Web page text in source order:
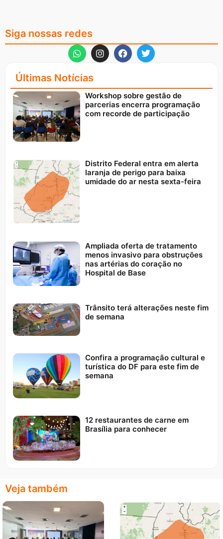
Siga nossas redes
Últimas Notícias
Workshop sobre gestão de
parcerias encerra programação
com recorde de participação
Distrito Federal entra em alerta
laranja de perigo para baixa
umidade do ar nesta sexta-feira
Ampliada oferta de tratamento
menos invasivo para obstruções
nas artérias do coração no
Hospital de Base
Trânsito terá alterações neste fim
de semana
Confira a programação cultural e
turística do DF para este fim de
semana
12 restaurantes de carne em
Brasília para conhecer
Veja também